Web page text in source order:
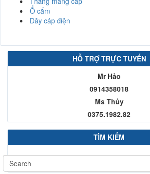
Ổ cắm
Dây cáp điện
HỖ TRỢ TRỰC TUYẾN
Mr Hảo
0914358018
Ms Thủy
0375.1982.82
TÌM KIẾM